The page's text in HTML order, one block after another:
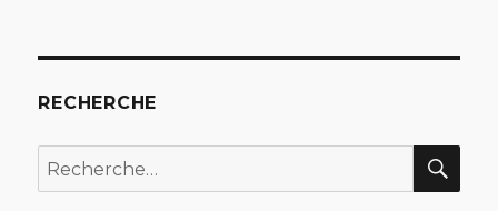
RECHERCHE
Recherche
pour